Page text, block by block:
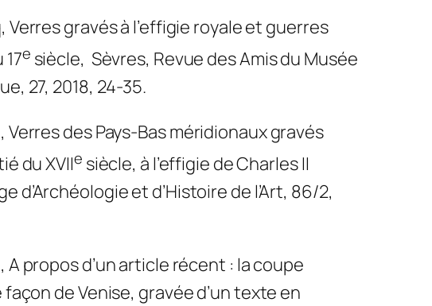
, Verres gravés à l’effigie royale et guerres
e siècle, Sèvres, Revue des Amis du Musée
27, 2018, 24-35.
, Verres des Pays-Bas méridionaux gravés
du XVIIe siècle, à l’effigie de Charles II
d’Archéologie et d’Histoire de l’Art, 86/2,
, A propos d’un article récent : la coupe
de Venise, gravée d’un texte en